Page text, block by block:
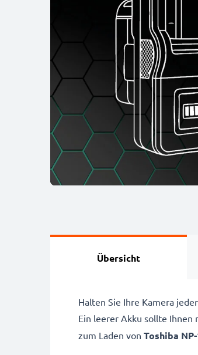
Übersicht
Halten Sie Ihre Kamera
Ein leerer Akku sollte Ihnen
zum Laden von Toshiba